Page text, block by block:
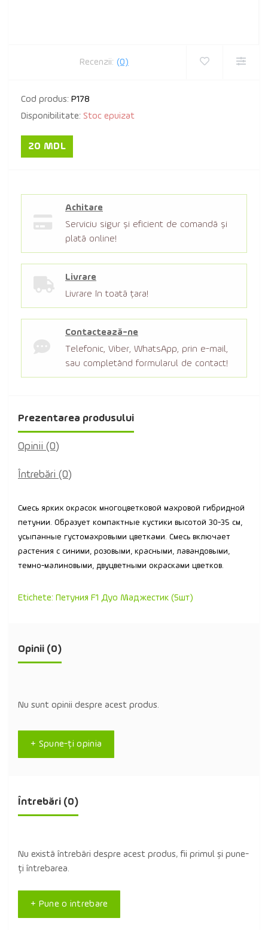
Recenzii: (0)
Cod produs: P178
Disponibilitate: Stoc epuizat
20 MDL
Achitare
Serviciu sigur şi eficient de comandă şi
plată online!
Livrare
Livrare în toată țara!
Contactează-ne
Telefonic, Viber, WhatsApp, prin e-mail,
sau completând formularul de contact!
Prezentarea produsului
Opinii (0)
Întrebări (0)
Смесь ярких окрасок многоцветковой махровой гибридной
петунии. Образует компактные кустики высотой 30-35 см,
усыпанные густомахровыми цветками. Смесь включает
растения с синими, розовыми, красными, лавандовыми,
темно-малиновыми, двуцветными окрасками цветков.
Etichete: Петуния F1 Дуо Маджестик (5шт)
Opinii (0)
Nu sunt opinii despre acest produs.
+ Spune-ţi opinia
Întrebări (0)
Nu există întrebări despre acest produs, fii primul și pune-
ți întrebarea.
+ Pune o intrebare